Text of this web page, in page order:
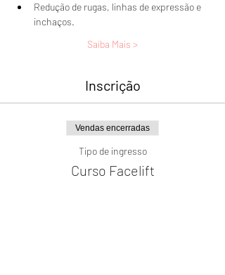
Redução de rugas, linhas de expressão e
inchaços.
Saiba Mais >
Inscrição
Vendas encerradas
Tipo de ingresso
Curso Facelift